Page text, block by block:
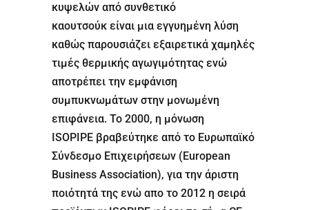
κυψελών από συνθετικό
καουτσούκ είναι μια εγγυημένη λύση
καθώς παρουσιάζει εξαιρετικά χαμηλές
τιμές θερμικής αγωγιμότητας ενώ
αποτρέπει την εμφάνιση
συμπυκνωμάτων στην μονωμένη
επιφάνεια. Το 2000, η μόνωση
ISOPIPE βραβεύτηκε από το Ευρωπαϊκό
Σύνδεσμο Επιχειρήσεων (European
Business Association), για την άριστη
ποιότητά της ενώ απο το 2012 η σειρά